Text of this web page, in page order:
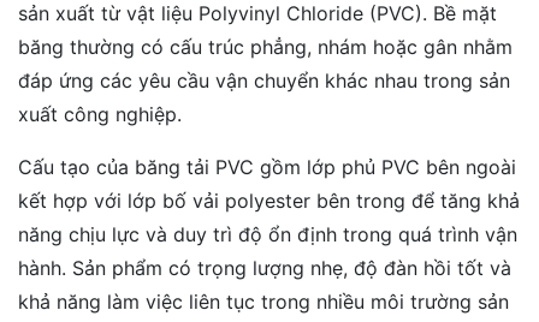
sản xuất từ vật liệu Polyvinyl Chloride (PVC). Bề mặt
băng thường có cấu trúc phẳng, nhám hoặc gân nhằm
đáp ứng các yêu cầu vận chuyển khác nhau trong sản
xuất công nghiệp.
Cấu tạo của băng tải PVC gồm lớp phủ PVC bên ngoài
kết hợp với lớp bố vải polyester bên trong để tăng khả
năng chịu lực và duy trì độ ổn định trong quá trình vận
hành. Sản phẩm có trọng lượng nhẹ, độ đàn hồi tốt và
khả năng làm việc liên tục trong nhiều môi trường sản